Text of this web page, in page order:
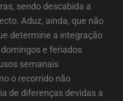
sendo descabida a
Aduz, ainda, que não
determine a integração
e feriados
semanais
o recorrido não
de diferenças devidas a